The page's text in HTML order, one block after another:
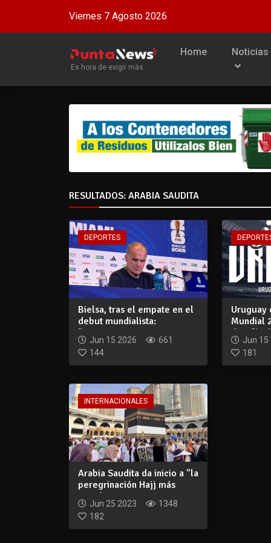
Viernes 7 Agosto 2026
Es hora de exigir más
Home Noticias
RESULTADOS: ARABIA SAUDITA
DEPORTES
Bielsa, tras el empate en el
debut mundialista:
"Nosotros te...
Jun 15 2026
661
144
Uruguay
Mundial
desafío
Jun 15
181
INTERNACIONALES
Arabia Saudita da inicio a "la
peregrinación Hajj más
grande...
Jun 25 2023
1348
182